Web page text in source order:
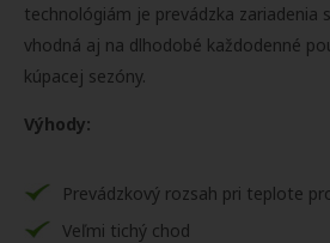
technológiám je prevádzka zariadenia
vhodná aj na dlhodobé každodenné
kúpacej sezóny.
Výhody:
Prevádzkový rozsah pri teplote
Veľmi tichý chod